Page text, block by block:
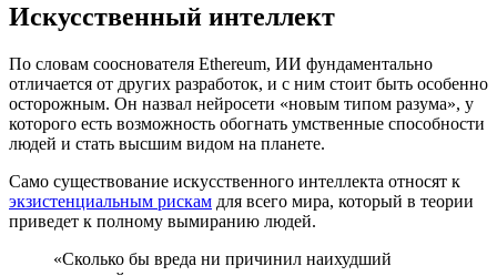
Искусственный интеллект
По словам сооснователя Ethereum, ИИ фундаментально
отличается от других разработок, и с ним стоит быть особенно
осторожным. Он назвал нейросети «новым типом разума», у
которого есть возможность обогнать умственные способности
людей и стать высшим видом на планете.
Само существование искусственного интеллекта относят к
экзистенциальным рискам для всего мира, который в теории
приведет к полному вымиранию людей.
«Сколько бы вреда ни причинил наихудший